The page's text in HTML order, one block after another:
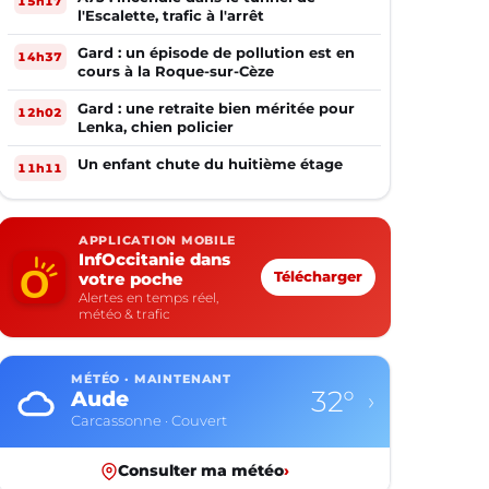
l'Escalette, trafic à l'arrêt
14h37
Gard : un épisode de pollution est en
cours à la Roque-sur-Cèze
12h02
Gard : une retraite bien méritée pour
Lenka, chien policier
11h11 Un enfant chute du huitième étage
APPLICATION MOBILE
InfOccitanie dans
votre poche
Alertes en temps réel,
météo & trafic
Télécharger
MÉTÉO · MAINTENANT
Aude
Carcassonne · Couvert
32° ›
Consulter ma météo›